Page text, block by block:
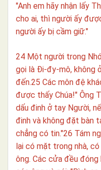
"Anh em hãy nhận lấy
cho ai, thì người ấy
người ấy bị cầm giữ."
24 Một người trong
gọi là Đi-đy-mô, không
đến.25 Các môn đệ
được thấy Chúa!" Ông
dấu đinh ở tay Người,
đinh và không đặt bàn
chẳng có tin."26 Tám
lại có mặt trong nhà,
ông. Các cửa đều